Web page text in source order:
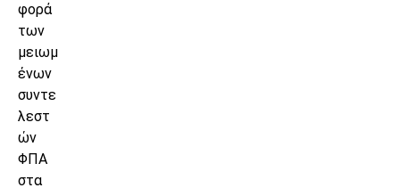
φορά
των
μειωμ
ένων
συντε
λεστ
ών
ΦΠΑ
στα